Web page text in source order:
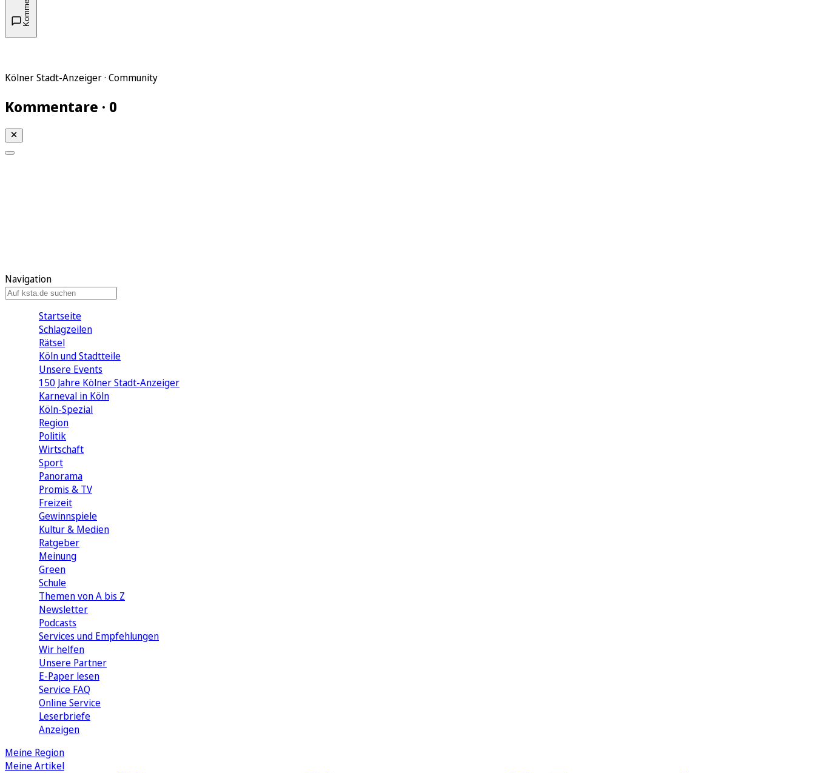
Kölner Stadt-Anzeiger · Community
Kommentare · 0
Navigation
Startseite
Schlagzeilen
Rätsel
Köln und Stadtteile
Unsere Events
150 Jahre Kölner Stadt-Anzeiger
Karneval in Köln
Köln-Spezial
Region
Politik
Wirtschaft
Sport
Panorama
Promis & TV
Freizeit
Gewinnspiele
Kultur & Medien
Ratgeber
Meinung
Green
Schule
Themen von A bis Z
Newsletter
Podcasts
Services und Empfehlungen
Wir helfen
Unsere Partner
E-Paper lesen
Service FAQ
Online Service
Leserbriefe
Anzeigen
Meine Region
Meine Artikel